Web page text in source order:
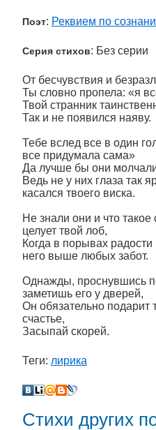
Поэт: Реквием по
Серия стихов: Без серии
От бесчувствия и
Ты словно пропела: «я
Твой странник
Так и не появился наяву.
Тебе вслед все в один
все придумала сама»
Да лучше бы они
Ведь не у них глаза так
касался твоего виска.
Не знали они и что такое
целует твой лоб,
Когда в порывах
него выше любых забот.
Однажды, проснувшись
заметишь его у дверей,
Он обязательно подарит
счастье,
Засыпай скорей.
Теги: лирика
Стихи других